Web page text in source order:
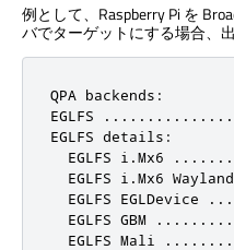
例として、Raspberry Pi を
バでターゲットにする場合、
QPA backends:
EGLFS
EGLFS details:
EGLFS i.Mx6
EGLFS i.Mx6
EGLFS EGLDevice
EGLFS GBM
EGLFS Mali